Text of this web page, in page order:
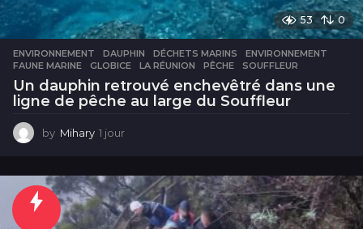
53 0
ENVIRONNEMENT DAUPHIN ,DÉCHETS MARINS ,ENVIRONNEMENT
FAUNE MARINE
,GLOBICE ,LA RÉUNION ,PÊCHE ,SOUFFLEUR
Un dauphin retrouvé enchevêtré dans une
ligne de pêche au large du Souffleur
by Mihary 1 jour
u
r